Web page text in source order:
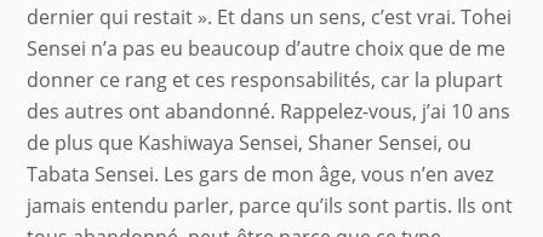
dernier qui restait ». Et dans un sens, c’est vrai. Tohei
Sensei n’a pas eu beaucoup d’autre choix que de me
donner ce rang et ces responsabilités, car la plupart
des autres ont abandonné. Rappelez-vous, j’ai 10 ans
de plus que Kashiwaya Sensei, Shaner Sensei, ou
Tabata Sensei. Les gars de mon âge, vous n’en avez
jamais entendu parler, parce qu’ils sont partis. Ils ont